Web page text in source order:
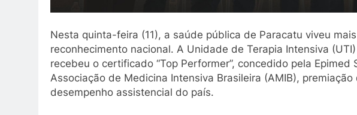
Nesta quinta-feira (11), a saúde pública de Paracatu viveu
reconhecimento nacional. A Unidade de Terapia Intensiva
recebeu o certificado “Top Performer”, concedido pela Epimed
Associação de Medicina Intensiva Brasileira (AMIB),
desempenho assistencial do país.